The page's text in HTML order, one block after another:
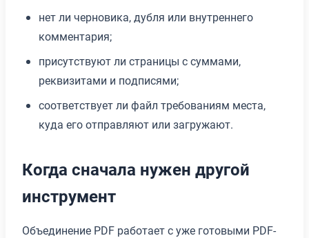
нет ли черновика, дубля или внутреннего
комментария;
присутствуют ли страницы с суммами,
реквизитами и подписями;
соответствует ли файл требованиям места,
куда его отправляют или загружают.
Когда сначала нужен другой
инструмент
Объединение PDF работает с уже готовыми PDF-